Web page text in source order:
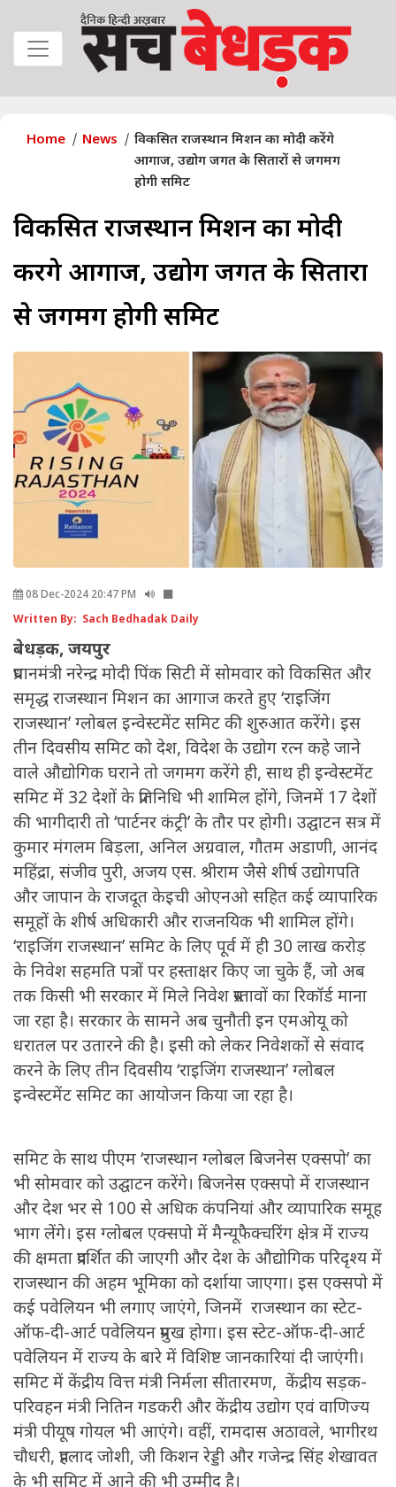
Home News
विकसित राजस्थान मिशन का मोदी करेंगे
आगाज, उद्योग जगत के सितारों से जगमग
होगी समिट
विकसित राजस्थान मिशन का मोदी
करेंगे आगाज, उद्योग जगत के सितारों
से जगमग होगी समिट
08 Dec-2024 20:47 PM
Written By: Sach Bedhadak Daily
बेधड़क, जयपुर
प्रधानमंत्री नरेन्द्र मोदी पिंक सिटी में सोमवार को विकसित और
समृद्ध राजस्थान मिशन का आगाज करते हुए ‘राइजिंग
राजस्थान’ ग्लोबल इन्वेस्टमेंट समिट की शुरुआत करेंगे। इस
तीन दिवसीय समिट को देश, विदेश के उद्योग रत्न कहे जाने
वाले औद्योगिक घराने तो जगमग करेंगे ही, साथ ही इन्वेस्टमेंट
समिट में 32 देशों के प्रतिनिधि भी शामिल होंगे, जिनमें 17 देशों
की भागीदारी तो ‘पार्टनर कंट्री’ के तौर पर होगी। उद्घाटन सत्र में
कुमार मंगलम बिड़ला, अनिल अग्रवाल, गौतम अडाणी, आनंद
महिंद्रा, संजीव पुरी, अजय एस. श्रीराम जैसे शीर्ष उद्योगपति
और जापान के राजदूत केइची ओएनओ सहित कई व्यापारिक
समूहों के शीर्ष अधिकारी और राजनयिक भी शामिल होंगे।
‘राइजिंग राजस्थान’ समिट के लिए पूर्व में ही 30 लाख करोड़
के निवेश सहमति पत्रों पर हस्ताक्षर किए जा चुके हैं, जो अब
तक किसी भी सरकार में मिले निवेश प्रस्तावों का रिकॉर्ड माना
जा रहा है। सरकार के सामने अब चुनौती इन एमओयू को
धरातल पर उतारने की है। इसी को लेकर निवेशकों से संवाद
करने के लिए तीन दिवसीय ‘राइजिंग राजस्थान’ ग्लोबल
इन्वेस्टमेंट समिट का आयोजन किया जा रहा है।
समिट के साथ पीएम ‘राजस्थान ग्लोबल बिजनेस एक्सपो’ का
भी सोमवार को उद्घाटन करेंगे। बिजनेस एक्सपो में राजस्थान
और देश भर से 100 से अधिक कंपनियां और व्यापारिक समूह
भाग लेंगे। इस ग्लोबल एक्सपो में मैन्यूफैक्चरिंग क्षेत्र में राज्य
की क्षमता प्रदर्शित की जाएगी और देश के औद्योगिक परिदृश्य में
राजस्थान की अहम भूमिका को दर्शाया जाएगा। इस एक्सपो में
कई पवेलियन भी लगाए जाएंगे, जिनमें राजस्थान का स्टेट-
ऑफ-दी-आर्ट पवेलियन प्रमुख होगा। इस स्टेट-ऑफ-दी-आर्ट
पवेलियन में राज्य के बारे में विशिष्ट जानकारियां दी जाएंगी।
समिट में केंद्रीय वित्त मंत्री निर्मला सीतारमण, केंद्रीय सड़क-
परिवहन मंत्री नितिन गडकरी और केंद्रीय उद्योग एवं वाणिज्य
मंत्री पीयूष गोयल भी आएंगे। वहीं, रामदास अठावले, भागीरथ
चौधरी, प्रहलाद जोशी, जी किशन रेड्डी और गजेन्द्र सिंह शेखावत
के भी समिट में आने की भी उम्मीद है।